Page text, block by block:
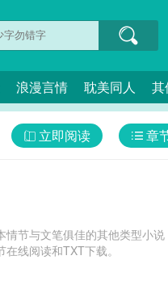
浪漫言情 耽美同人 其
章
立即阅读
节与文笔俱佳的其他类型小
线阅读和TXT下载。